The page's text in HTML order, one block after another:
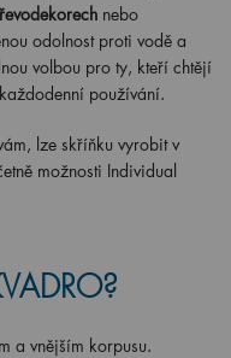
nebo
odolnost proti vodě a
volbou pro ty, kteří chtějí
používání.
lze skříňku vyrobit v
možnosti Individual
a vnějším korpusu.